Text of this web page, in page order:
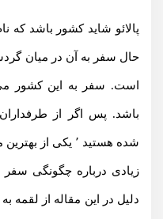
پالائو شاید کشور باشد که
حال سفر به آن در میان
است. سفر به این کشور
باشد. پس اگر از
شده هستید ٬ یکی از
زیادی درباره چگونگی سفر
دلیل در این مقاله از لقمه